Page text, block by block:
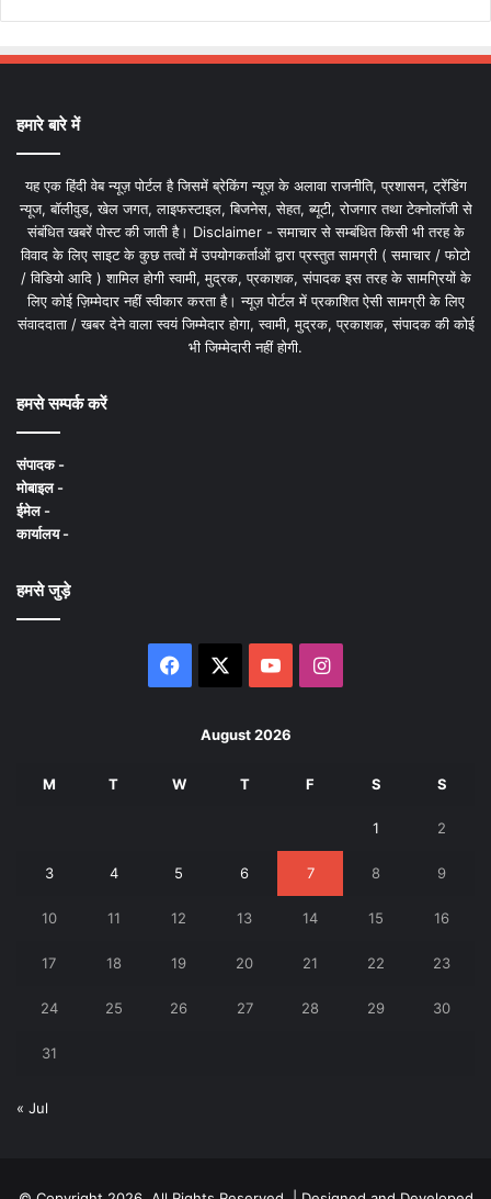
हमारे बारे में
यह एक हिंदी वेब न्यूज़ पोर्टल है जिसमें ब्रेकिंग न्यूज़ के अलावा राजनीति, प्रशासन, ट्रेंडिंग
न्यूज, बॉलीवुड, खेल जगत, लाइफस्टाइल, बिजनेस, सेहत, ब्यूटी, रोजगार तथा टेक्नोलॉजी से
संबंधित खबरें पोस्ट की जाती है। Disclaimer - समाचार से सम्बंधित किसी भी तरह के
विवाद के लिए साइट के कुछ तत्वों में उपयोगकर्ताओं द्वारा प्रस्तुत सामग्री ( समाचार / फोटो
/ विडियो आदि ) शामिल होगी स्वामी, मुद्रक, प्रकाशक, संपादक इस तरह के सामग्रियों के
लिए कोई ज़िम्मेदार नहीं स्वीकार करता है। न्यूज़ पोर्टल में प्रकाशित ऐसी सामग्री के लिए
संवाददाता / खबर देने वाला स्वयं जिम्मेदार होगा, स्वामी, मुद्रक, प्रकाशक, संपादक की कोई
भी जिम्मेदारी नहीं होगी.
हमसे सम्पर्क करें
संपादक -
मोबाइल -
ईमेल -
कार्यालय -
हमसे जुड़े
Facebook YouTubeInstagram
August 2026
M T W T F S S
1 2
3 4 5 6 7 8 9
10 11 12 13 14 15 16
17 18 19 20 21 22 23
24 25 26 27 28 29 30
31
« Jul